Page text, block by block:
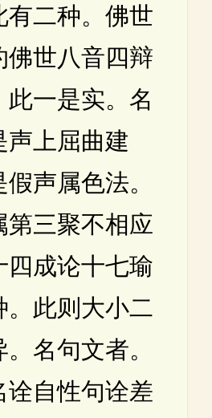
有二种。佛世
佛世八音四辩
一是实。名
声上屈曲建
声属色法。
第三聚不相应
四成论十七瑜
。此则大小二
名句文者。
诠自性句诠差